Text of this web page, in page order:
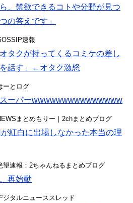
、禁欲できるコトや分野が見つ
の答えです」
速報
タクが持ってくるコミケの差し
話す」←オタク激怒
ーとログ
ーパーwwwwwwwwwwwwwww
まとめもりー｜2chまとめブログ
が紅白に出場しなかった本当の理
望速報：2ちゃんねるまとめブログ
再始動
ジタルニューススレッド